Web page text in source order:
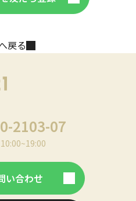
戻る
2103-07
い合わせ